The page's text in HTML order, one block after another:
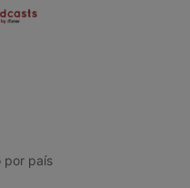
por país